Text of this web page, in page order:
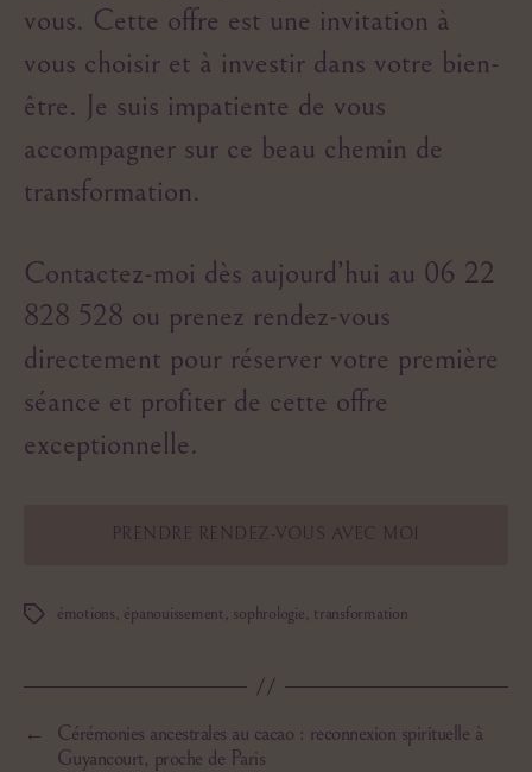
vous. Cette offre est une invitation à
vous choisir et à investir dans votre bien-
être. Je suis impatiente de vous
accompagner sur ce beau chemin de
transformation.
Contactez-moi dès aujourd’hui au 06 22
828 528 ou prenez rendez-vous
directement pour réserver votre première
séance et profiter de cette offre
exceptionnelle.
PRENDRE RENDEZ-VOUS AVEC MOI
Étiquettesémotions, épanouissement, sophrologie, transformation
←
Cérémonies ancestrales au cacao : reconnexion spirituelle à
Guyancourt, proche de Paris